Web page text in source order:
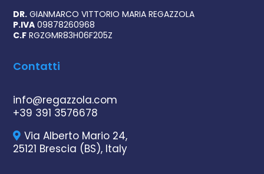
DR. GIANMARCO VITTORIO MARIA REGAZZOLA
P.IVA 09878260968
C.F RGZGMR83H06F205Z
Contatti
info@regazzola.com
+39 391 3576678
Via Alberto Mario 24,
25121 Brescia (BS), Italy